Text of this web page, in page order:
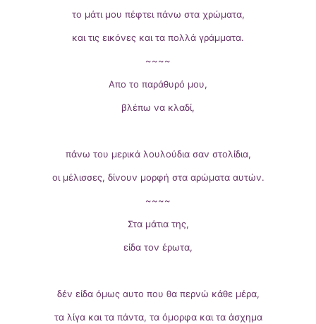
το μάτι μου πέφτει πάνω στα χρώματα,
και τις εικόνες και τα πολλά γράμματα.
~~~~
Απο το παράθυρό μου,
βλέπω να κλαδί,
πάνω του μερικά λουλούδια σαν στολίδια,
οι μέλισσες, δίνουν μορφή στα αρώματα αυτών.
~~~~
Στα μάτια της,
είδα τον έρωτα,
δέν είδα όμως αυτο που θα περνώ κάθε μέρα,
τα λίγα και τα πάντα, τα όμορφα και τα άσχημα